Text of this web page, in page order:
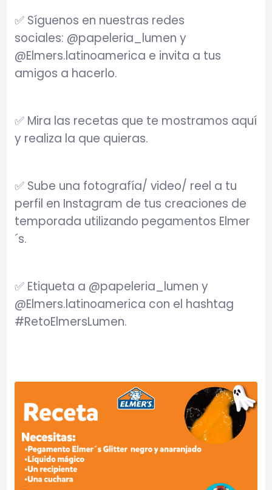
✅ Síguenos en nuestras redes
sociales: @papeleria_lumen y
@Elmers.latinoamerica e invita a tus
amigos a hacerlo.
✅ Mira las recetas que te mostramos aquí
y realiza la que quieras.
✅ Sube una fotografía/ video/ reel a tu
perfil en Instagram de tus creaciones de
temporada utilizando pegamentos Elmer
´s.
✅ Etiqueta a @papeleria_lumen y
@Elmers.latinoamerica con el hashtag
#RetoElmersLumen.